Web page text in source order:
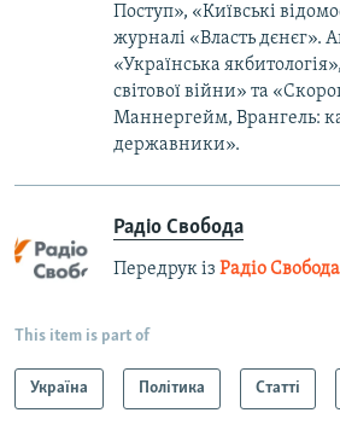
Поступ», «Київські
журналі «Власть дєнєг».
«Українська
світової війни» та
Маннергейм, Врангель:
державники».
Радіо Свобода
Передрук із Радіо Свобода
This item is part of
Україна Політика Статті